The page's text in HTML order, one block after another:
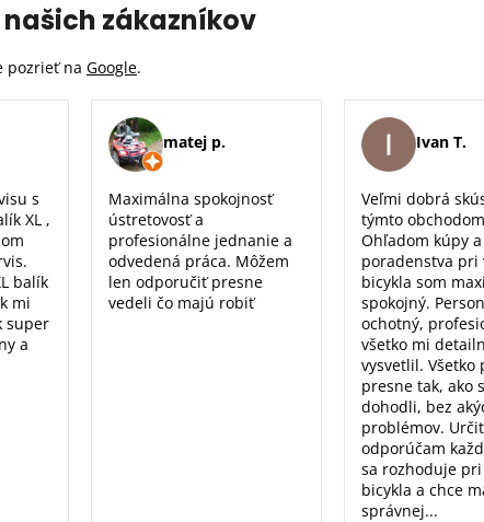
našich zákazníkov
pozrieť na Google.
s
XL ,
balík
mi
super
a
matej p.
Maximálna spokojnosť
ústretovosť a
profesionálne jednanie a
odvedená práca. Môžem
len odporučiť presne
vedeli čo majú robiť
Ivan T.
Veľmi dobrá
týmto
Ohľadom kúpy a
poradenstva pri
bicykla som
spokojný.
ochotný,
všetko mi
vysvetlil. Všetko
presne tak, ako
dohodli, bez
problémov.
odporúčam
sa rozhoduje
bicykla a chce
správnej...